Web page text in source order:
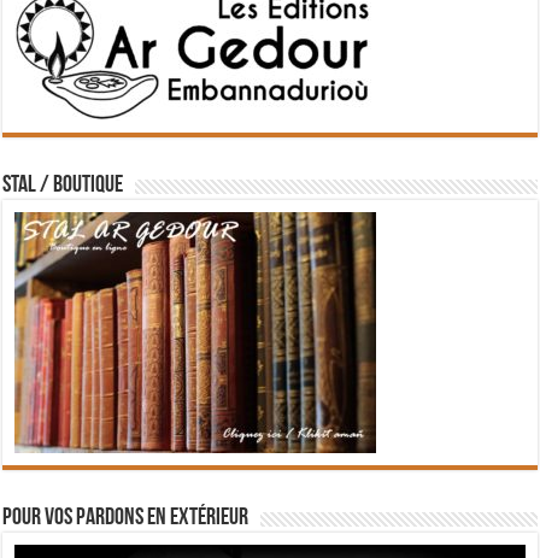
STAL / BOUTIQUE
Pour vos pardons en extérieur